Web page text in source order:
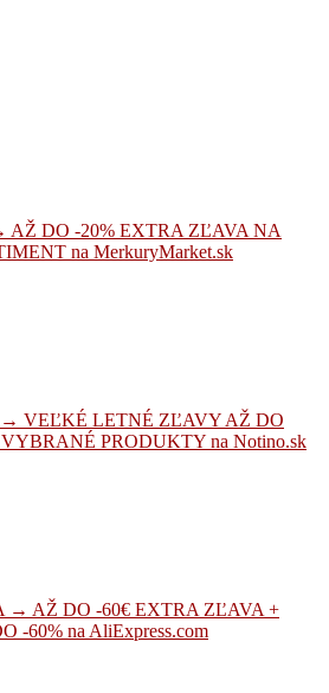
DO -20% EXTRA ZĽAVA NA
na MerkuryMarket.sk
VEĽKÉ LETNÉ ZĽAVY AŽ DO
PRODUKTY na Notino.sk
→ AŽ DO -60€ EXTRA ZĽAVA +
-60% na AliExpress.com